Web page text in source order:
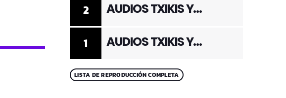
1 AUDIOS TXIKIS Y
2 AUDIOS TXIKIS Y
LISTA DE REPRODUCCIÓN COMPLETA